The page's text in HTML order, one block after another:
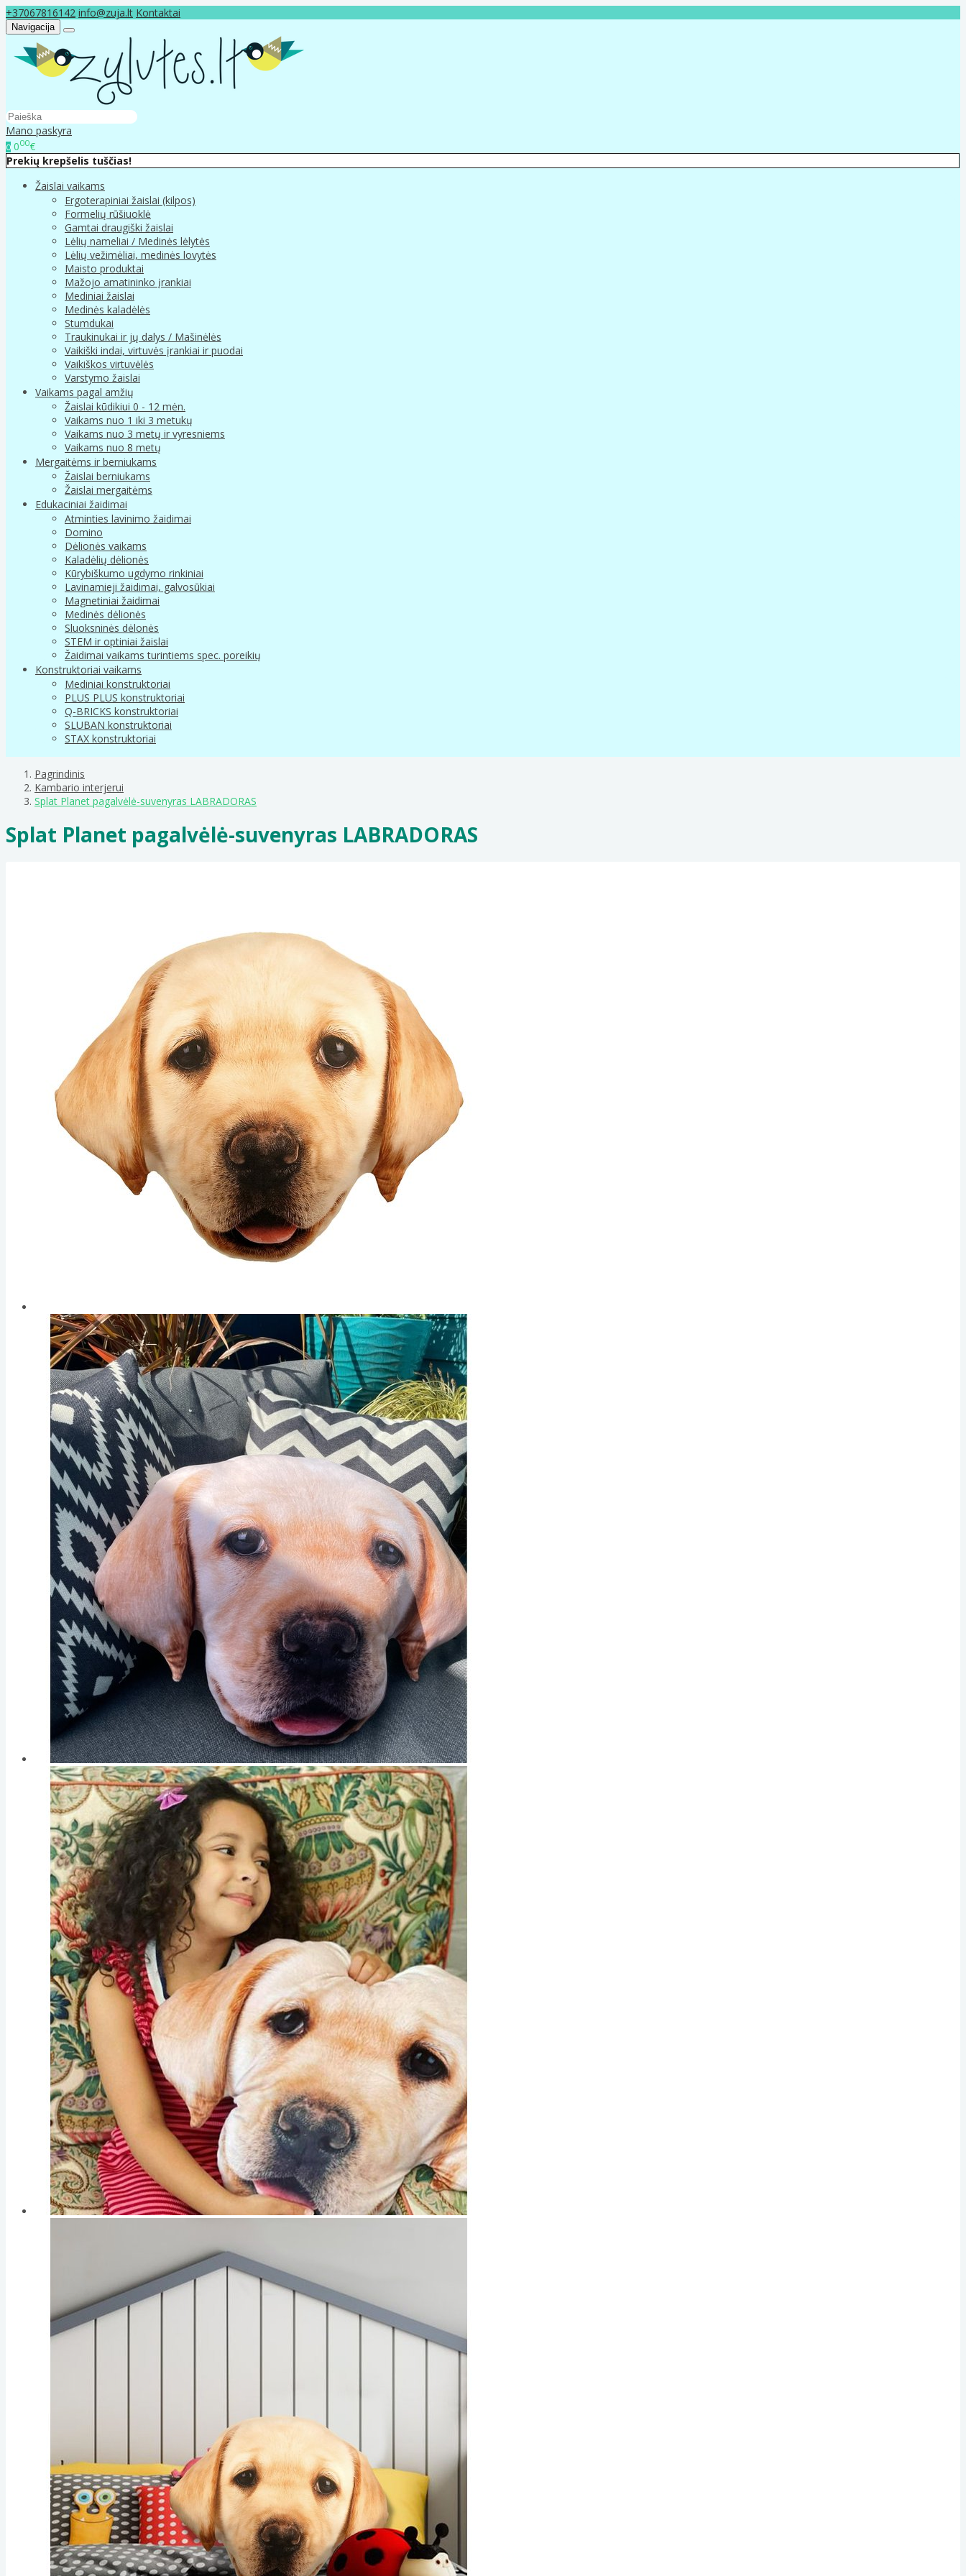
+37067816142 info@zuja.lt Kontaktai
Navigacija
Mano paskyra
0 000€
Prekių krepšelis tuščias!
Žaislai vaikams
Ergoterapiniai žaislai (kilpos)
Formelių rūšiuoklė
Gamtai draugiški žaislai
Lėlių nameliai / Medinės lėlytės
Lėlių vežimėliai, medinės lovytės
Maisto produktai
Mažojo amatininko įrankiai
Mediniai žaislai
Medinės kaladėlės
Stumdukai
Traukinukai ir jų dalys / Mašinėlės
Vaikiški indai, virtuvės įrankiai ir puodai
Vaikiškos virtuvėlės
Varstymo žaislai
Vaikams pagal amžių
Žaislai kūdikiui 0 - 12 mėn.
Vaikams nuo 1 iki 3 metukų
Vaikams nuo 3 metų ir vyresniems
Vaikams nuo 8 metų
Mergaitėms ir berniukams
Žaislai berniukams
Žaislai mergaitėms
Edukaciniai žaidimai
Atminties lavinimo žaidimai
Domino
Dėlionės vaikams
Kaladėlių dėlionės
Kūrybiškumo ugdymo rinkiniai
Lavinamieji žaidimai, galvosūkiai
Magnetiniai žaidimai
Medinės dėlionės
Sluoksninės dėlonės
STEM ir optiniai žaislai
Žaidimai vaikams turintiems spec. poreikių
Konstruktoriai vaikams
Mediniai konstruktoriai
PLUS PLUS konstruktoriai
Q-BRICKS konstruktoriai
SLUBAN konstruktoriai
STAX konstruktoriai
Pagrindinis
Kambario interjerui
Splat Planet pagalvėlė-suvenyras LABRADORAS
Splat Planet pagalvėlė-suvenyras LABRADORAS